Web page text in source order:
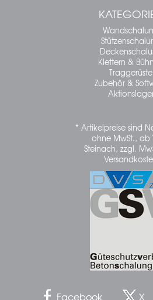
Klettern &
Traggerüste
Zubehör &
* Artikelpreise sind
ohne MwSt., ab
Steinach, zzgl.
Facebook X